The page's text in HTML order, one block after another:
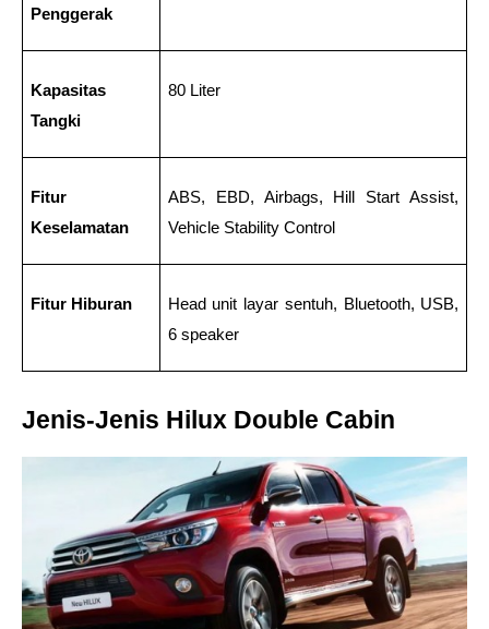
Penggerak
Kapasitas
Tangki
80 Liter
Fitur
Keselamatan
ABS, EBD, Airbags, Hill Start Assist,
Vehicle Stability Control
Fitur Hiburan
Head unit layar sentuh, Bluetooth, USB,
6 speaker
Jenis-Jenis Hilux Double Cabin